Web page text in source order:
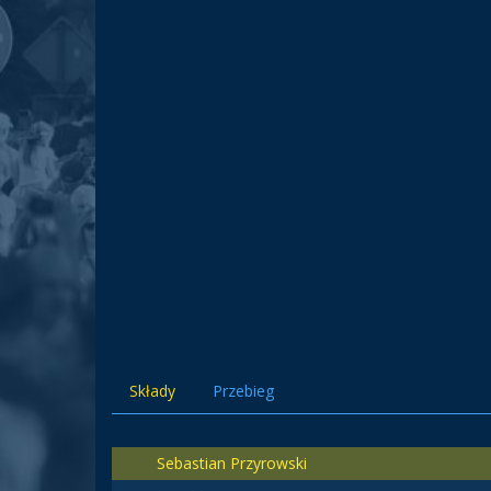
Składy Przebieg
Sebastian Przyrowski